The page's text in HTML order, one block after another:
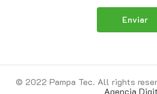
Enviar
© 2022 Pampa Tec. All rights
Agencia